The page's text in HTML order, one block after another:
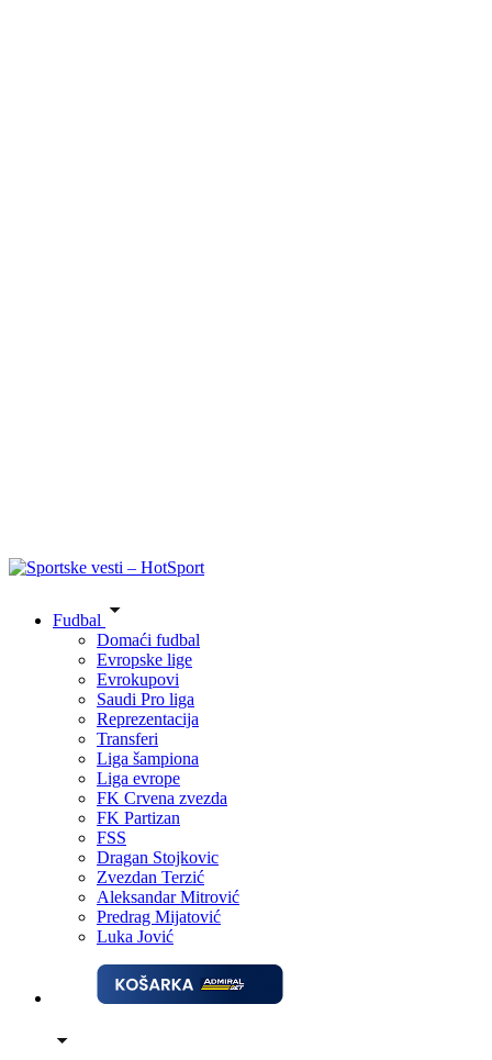
Fudbal
Domaći fudbal
Evropske lige
Evrokupovi
Saudi Pro liga
Reprezentacija
Transferi
Liga šampiona
Liga evrope
FK Crvena zvezda
FK Partizan
FSS
Dragan Stojkovic
Zvezdan Terzić
Aleksandar Mitrović
Predrag Mijatović
Luka Jović